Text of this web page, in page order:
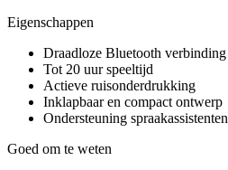
Eigenschappen
Draadloze Bluetooth verbinding
Tot 20 uur speeltijd
Actieve ruisonderdrukking
Inklapbaar en compact ontwerp
Ondersteuning spraakassistenten
Goed om te weten